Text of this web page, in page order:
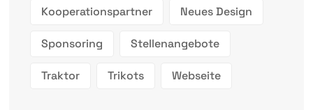
Kooperationspartner Neues Design
Sponsoring Stellenangebote
Traktor Trikots Webseite